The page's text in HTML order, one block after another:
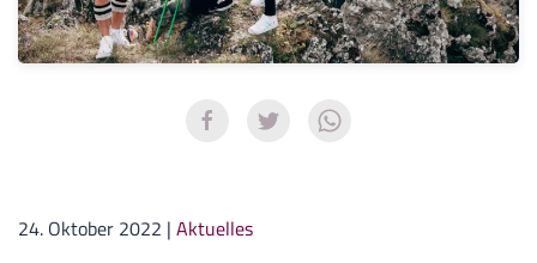
24. Oktober 2022 | Aktuelles